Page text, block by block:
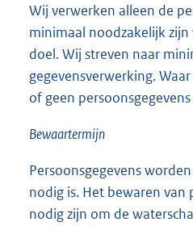
Wij verwerken alleen de
minimaal noodzakelijk
doel. Wij streven naar
gegevensverwerking.
of geen
Bewaartermijn
Persoonsgegevens
nodig is. Het bewaren van
nodig zijn om de